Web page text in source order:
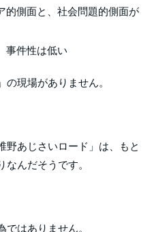
的側面と、社会問題的側面が
事件性は低い
現場がありません。
野あじさいロード」は、もと
んだそうです。
はありません。